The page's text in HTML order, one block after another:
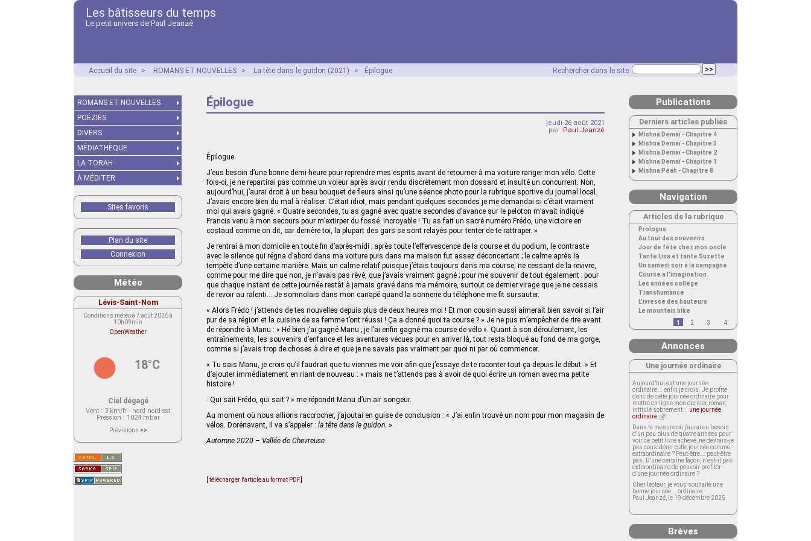
Les bâtisseurs du temps
Le petit univers de Paul Jeanzé
Rechercher dans le site
Accueil du site > ROMANS ET NOUVELLES > La tête dans le guidon (2021) > Épilogue
Épilogue
jeudi 26 août 2021
par Paul Jeanzé
Épilogue
J’eus besoin d’une bonne demi-heure pour reprendre mes esprits avant de retourner à ma voiture ranger mon vélo. Cette
fois‑ci, je ne repartirai pas comme un voleur après avoir rendu discrètement mon dossard et insulté un concurrent. Non,
aujourd’hui, j’aurai droit à un beau bouquet de fleurs ainsi qu’une séance photo pour la rubrique sportive du journal local.
J’avais encore bien du mal à réaliser. C’était idiot, mais pendant quelques secondes je me demandai si c’était vraiment
moi qui avais gagné. « Quatre secondes, tu as gagné avec quatre secondes d’avance sur le peloton m’avait indiqué
Francis venu à mon secours pour m’extirper du fossé. Incroyable ! Tu as fait un sacré numéro Frédo, une victoire en
costaud comme on dit, car derrière toi, la plupart des gars se sont relayés pour tenter de te rattraper. »
Je rentrai à mon domicile en toute fin d’après-midi ; après toute l’effervescence de la course et du podium, le contraste
avec le silence qui régna d’abord dans ma voiture puis dans ma maison fut assez déconcertant ; le calme après la
tempête d’une certaine manière. Mais un calme relatif puisque j’étais toujours dans ma course, ne cessant de la revivre,
comme pour me dire que non, je n’avais pas rêvé, que j’avais vraiment gagné ; pour me souvenir de tout également ; pour
que chaque instant de cette journée restât à jamais gravé dans ma mémoire, surtout ce dernier virage que je ne cessais
de revoir au ralenti… Je somnolais dans mon canapé quand la sonnerie du téléphone me fit sursauter.
« Alors Frédo ! j’attends de tes nouvelles depuis plus de deux heures moi ! Et mon cousin aussi aimerait bien savoir si l’air
pur de sa région et la cuisine de sa femme t’ont réussi ! Ça a donné quoi ta course ? » Je ne pus m’empêcher de rire avant
de répondre à Manu : « Hé bien j’ai gagné Manu ; je l’ai enfin gagné ma course de vélo ». Quant à son déroulement, les
entraînements, les souvenirs d’enfance et les aventures vécues pour en arriver là, tout resta bloqué au fond de ma gorge,
comme si j’avais trop de choses à dire et que je ne savais pas vraiment par quoi ni par où commencer.
« Tu sais Manu, je crois qu’il faudrait que tu viennes me voir afin que j’essaye de te raconter tout ça depuis le début. » Et
d’ajouter immédiatement en riant de nouveau : « mais ne t’attends pas à avoir de quoi écrire un roman avec ma petite
histoire !
- Qui sait Frédo, qui sait ? » me répondit Manu d’un air songeur.
Au moment où nous allions raccrocher, j’ajoutai en guise de conclusion : « J’ai enfin trouvé un nom pour mon magasin de
vélos. Dorénavant, il va s’appeler : la tête dans le guidon. »
Automne 2020 – Vallée de Chevreuse
télécharger l'article au format PDF
ROMANS ET NOUVELLES
POÉZIES
DIVERS
MÉDIATHÈQUE
LA TORAH
À MÉDITER
Sites favoris
Plan du site
Connexion
Météo
Lévis-Saint-Nom
Conditions météo à 7 août 2026 à
10h09min
OpenWeather
18°C
Ciel dégagé
Vent : 3 km/h - nord nord-est
Pression : 1024 mbar
Prévisions >>
actuellement aucune prévision
Saint-Nom.
Veuillez consulter le message du
service ci-dessous.
(401 - Invalid API key. Please see
https://openweathermap.org/faq#error401
Publications
Derniers articles publiés
Mishna Demaï - Chapitre 4
Mishna Demaï - Chapitre 3
Mishna Demaï - Chapitre 2
Mishna Demaï - Chapitre 1
Mishna Péah - Chapitre 8
Navigation
Articles de la rubrique
Prologue
Au tour des souvenirs
Jour de fête chez mon oncle
Tante Lisa et tante Suzette
Un samedi soir à la campagne
Course à l’imagination
Les années collège
Transhumance
L’ivresse des hauteurs
Le mountain bike
1
2 3 4
Annonces
Une journée ordinaire
Aujourd’hui est une journée
ordinaire... enfin je crois. Je profite
donc de cette journée ordinaire pour
mettre en ligne mon dernier roman,
intitulé sobrement... une journée
ordinaire
Dans la mesure où j’aurai eu besoin
d’un peu plus de quatre années pour
voir ce petit livre achevé, ne devrais-je
pas considérer cette journée comme
extraordinaire ? Peut-être... peut-être
pas. D’une certaine façon, n’est-il pas
extraordinaire de pouvoir profiter
d’une journée ordinaire ?
Cher lecteur, je vous souhaite une
bonne journée... ordinaire.
Paul Jeanzé, le 19 décembre 2025
Brèves